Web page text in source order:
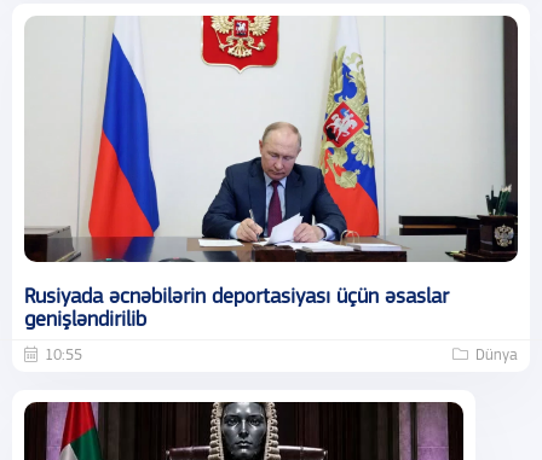
Rusiyada əcnəbilərin deportasiyası üçün əsaslar
genişləndirilib
10:55 Dünya